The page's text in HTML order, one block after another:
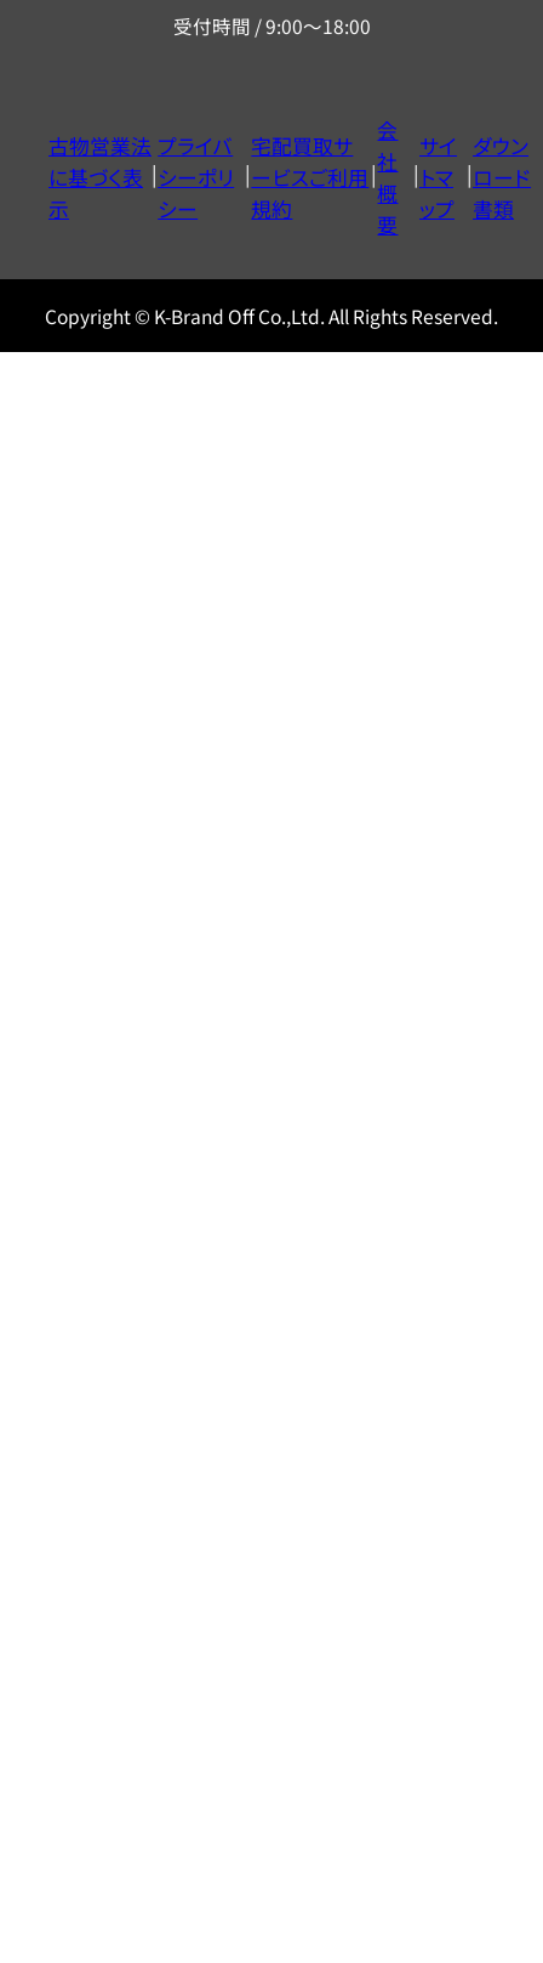
ー
ヤ
ル
0120604117
受付時間 / 9:00～18:00
古物営業法
に基づく表
示
プライバ
シーポリ
シー
宅配買取サ
ービスご利用
規約
会
社
概
要
サイ
トマ
ップ
ダウン
ロード
書類
Copyright © K-Brand Off Co.,Ltd. All Rights Reserved.